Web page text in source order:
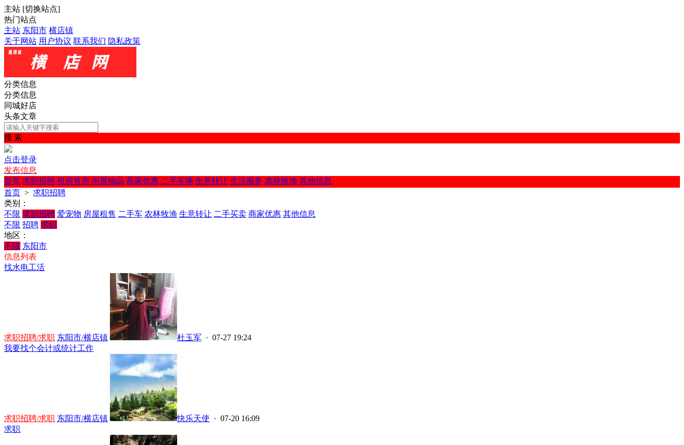
主站 [切换站点]
热门站点
主站 东阳市 横店镇
关于网站 用户协议 联系我们 隐私政策
分类信息
分类信息
同城好店
头条文章
搜 索
点击登录
发布信息
首页 求职招聘 租房售房 闲置物品 商家优惠 二手车辆 生意转让 生活服务 农林牧渔 其他信息
首页 > 求职招聘
类别：
不限 求职招聘 爱宠物 房屋租售 二手车 农林牧渔 生意转让 二手买卖 商家优惠 其他信息
不限 招聘 求职
地区：
不限 东阳市
信息列表
找水电工活
求职招聘/求职 东阳市/横店镇 杜玉军 · 07-27 19:24
我要找个会计或统计工作
求职招聘/求职 东阳市/横店镇 快乐天使 · 07-20 16:09
求职